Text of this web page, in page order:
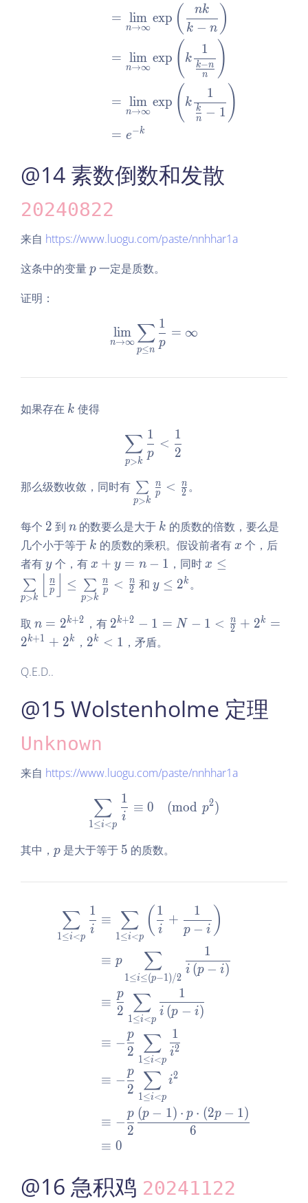
=
n→∞
lim exp ( k − n
nk )
=
n→∞
lim exp ( k
n
k−n
1 )
=
n→∞
lim exp ( k
n
k − 1
1 )
= e−k
@14 素数倒数和发散
20240822
来自 https://www.luogu.com/paste/nnhhar1a
这条中的变量p
p 一定是质数。
证明：
\lim\limits_{n \to
n→∞
lim
p≤n
∑ p
1
= ∞
如果存在 k
k 使得
\sum\limits_{p >
p>k
∑ p
1
<
2
1
那么级数收敛，同时有 \s
u
\li
mi
ts
_
k}
\f
p
c
p>k
∑ p
n < 2
n 。
每个 2
2 到 n
n 的数要么是大于 k
k 的质数的倍数，要么是
几个小于等于 k
k 的质数的乘积。假设前者有 x
x 个，后
者有y
y个，有 x
+
y
n
-
x + y = n − 1 ，同时x
u
_
{p
\l
\lf
lo
c
\r
ht
\r
mi
>
k}
x ≤
p>k
∑ p
n ≤
p>k
∑ p
n < 2
n 和 y
\l
q
2
y ≤ 2k 。
取 n
=
{k
2}
n = 2k+2 ，有 2^
{k
=
<
\f
ra
c
n
2
=
2^
{k
+
+
2^
2k+2 − 1 = N − 1 < 2
n + 2k
=
2k+1 + 2k ， 2
1
2k < 1 ，矛盾。
Q.E.D..
@15 Wolstenholme 定理
Unknown
来自 https://www.luogu.com/paste/nnhhar1a
\sum\limits_{1 \leq i <
1≤i<p
∑ i
1
≡ 0 (mod p2 )
其中， p
p 是大于等于 5
5 的质数。
\begin{aligned}
1≤i<p
∑ i
1
≡
1≤i<p
∑ ( i
1
+
p − i
1 )
≡ p
1≤i≤(p−1)/2
∑ i (p − i)
1
≡
2
p
1≤i<p
∑ i (p − i)
1
≡ −
2
p
1≤i<p
∑ i2
1
≡ −
2
p
1≤i<p
∑ i2
≡ −
2
p
6
(p − 1) ⋅ p ⋅ (2p − 1)
≡ 0
@16 急积鸡 20241122